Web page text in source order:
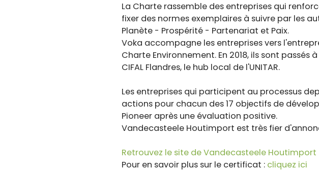
La Charte rassemble des entreprises qui
fixer des normes exemplaires à suivre par les
Planète - Prospérité - Partenariat et Paix.
Voka accompagne les entreprises vers
Charte Environnement. En 2018, ils sont
CIFAL Flandres, le hub local de l'UNITAR.
Les entreprises qui participent au processus
actions pour chacun des 17 objectifs de
Pioneer après une évaluation positive.
Vandecasteele Houtimport est très fier
Retrouvez le site de Vandecasteele Houtimport
Pour en savoir plus sur le certificat : cliquez ici